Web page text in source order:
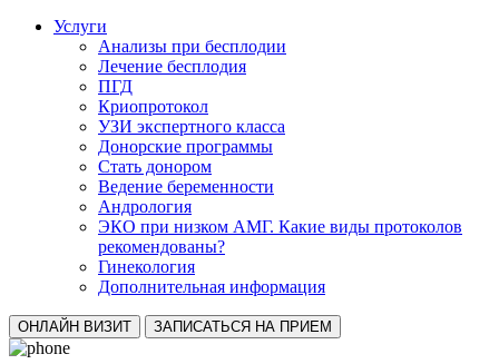
Услуги
Анализы при бесплодии
Лечение бесплодия
ПГД
Криопротокол
УЗИ экспертного класса
Донорские программы
Стать донором
Ведение беременности
Андрология
ЭКО при низком АМГ. Какие виды протоколов
рекомендованы?
Гинекология
Дополнительная информация
ОНЛАЙН ВИЗИТ ЗАПИСАТЬСЯ НА ПРИЕМ